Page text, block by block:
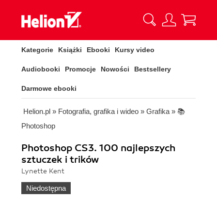
Kategorie Książki Ebooki Kursy video
Audiobooki Promocje Nowości Bestsellery
Darmowe ebooki
Helion.pl » Fotografia, grafika i wideo » Grafika » 📚
Photoshop
Photoshop CS3. 100 najlepszych
sztuczek i trików
Lynette Kent
Niedostępna